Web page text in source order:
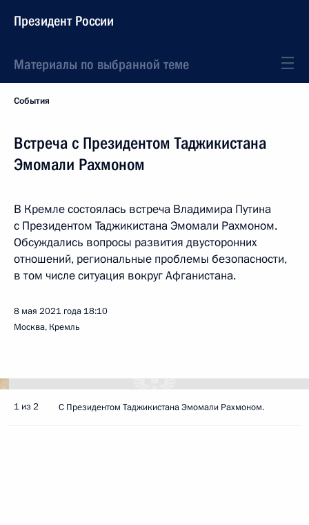
Президент России
Материалы по выбранной теме
События
Встреча с Президентом Таджикистана
Эмомали Рахмоном
В Кремле состоялась встреча Владимира Путина
с Президентом Таджикистана Эмомали Рахмоном.
Обсуждались вопросы развития двусторонних
отношений, региональные проблемы безопасности,
в том числе ситуация вокруг Афганистана.
8 мая 2021 года 18:10
Москва, Кремль
1 из 2 C Президентом Таджикистана Эмомали Рахмоном.